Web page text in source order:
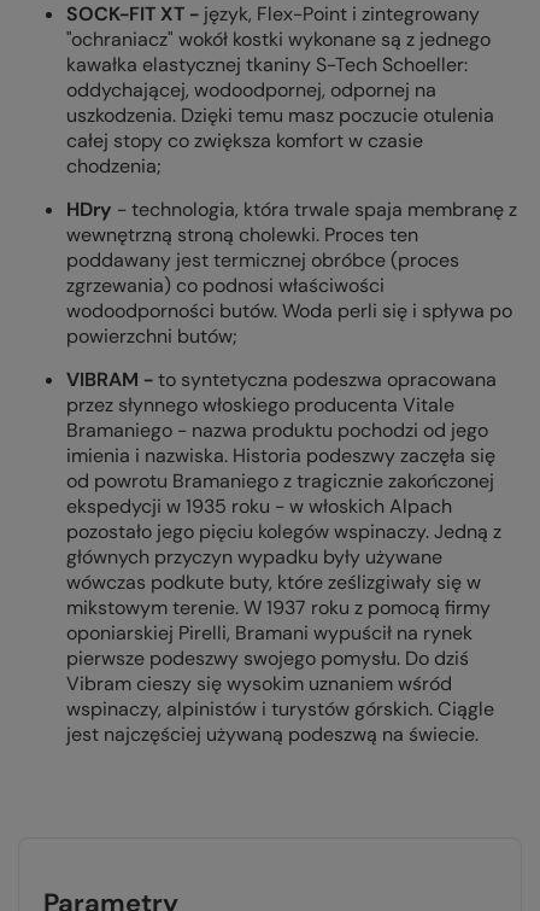
SOCK-FIT XT - język, Flex-Point i zintegrowany
"ochraniacz" wokół kostki wykonane są z jednego
kawałka elastycznej tkaniny S-Tech Schoeller:
oddychającej, wodoodpornej, odpornej na
uszkodzenia. Dzięki temu masz poczucie otulenia
całej stopy co zwiększa komfort w czasie
chodzenia;
HDry - technologia, która trwale spaja membranę z
wewnętrzną stroną cholewki. Proces ten
poddawany jest termicznej obróbce (proces
zgrzewania) co podnosi właściwości
wodoodporności butów. Woda perli się i spływa po
powierzchni butów;
VIBRAM -to syntetyczna podeszwa opracowana
przez słynnego włoskiego producenta Vitale
Bramaniego - nazwa produktu pochodzi od jego
imienia i nazwiska. Historia podeszwy zaczęła się
od powrotu Bramaniego z tragicznie zakończonej
ekspedycji w 1935 roku - w włoskich Alpach
pozostało jego pięciu kolegów wspinaczy. Jedną z
głównych przyczyn wypadku były używane
wówczas podkute buty, które ześlizgiwały się w
mikstowym terenie. W 1937 roku z pomocą firmy
oponiarskiej Pirelli, Bramani wypuścił na rynek
pierwsze podeszwy swojego pomysłu. Do dziś
Vibram cieszy się wysokim uznaniem wśród
wspinaczy, alpinistów i turystów górskich. Ciągle
jest najczęściej używaną podeszwą na świecie.
Parametry